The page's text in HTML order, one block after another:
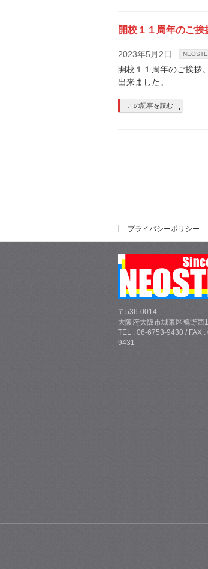
開校１１周年のご挨
2023年5月2日
開校１１周年のご挨拶
出来ました。
この記事を読む
プライバシーポリシー
〒536-0014
大阪府大阪市城東区鴫野西
TEL : 06-6753-9430 / FAX
9431